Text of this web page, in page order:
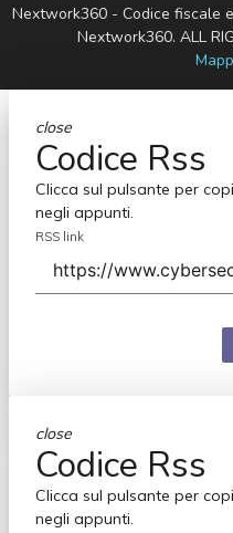
Nextwork360 - Codice fiscale
Nextwork360. ALL
close
Codice Rss
Clicca sul pulsante per
negli appunti.
RSS link
close
Codice Rss
Clicca sul pulsante per
negli appunti.